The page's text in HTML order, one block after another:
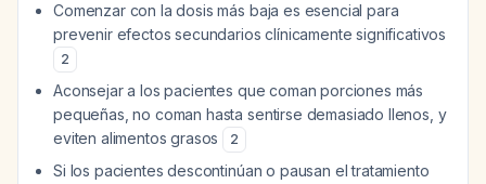
Comenzar con la dosis más baja es esencial para
prevenir efectos secundarios clínicamente significativos
2
Aconsejar a los pacientes que coman porciones más
pequeñas, no coman hasta sentirse demasiado llenos, y
eviten alimentos grasos
2
Si los pacientes descontinúan o pausan el tratamiento